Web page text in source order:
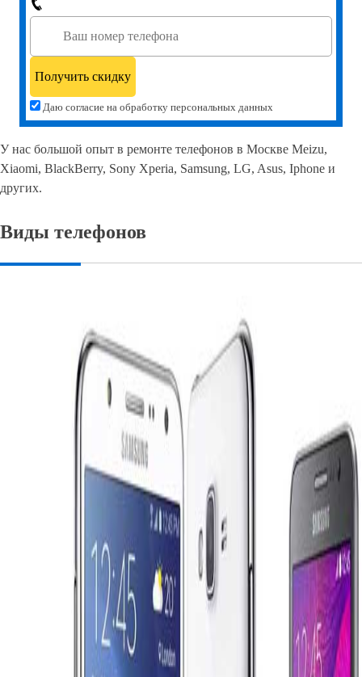
Даю согласие на обработку персональных данных
У нас большой опыт в ремонте телефонов в Москве Meizu,
Xiaomi, BlackBerry, Sony Xperia, Samsung, LG, Asus, Iphone и
других.
Виды телефонов